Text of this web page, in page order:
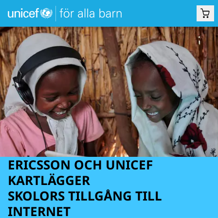
ERICSSON OCH UNICEF
KARTLÄGGER
SKOLORS TILLGÅNG TILL
INTERNET